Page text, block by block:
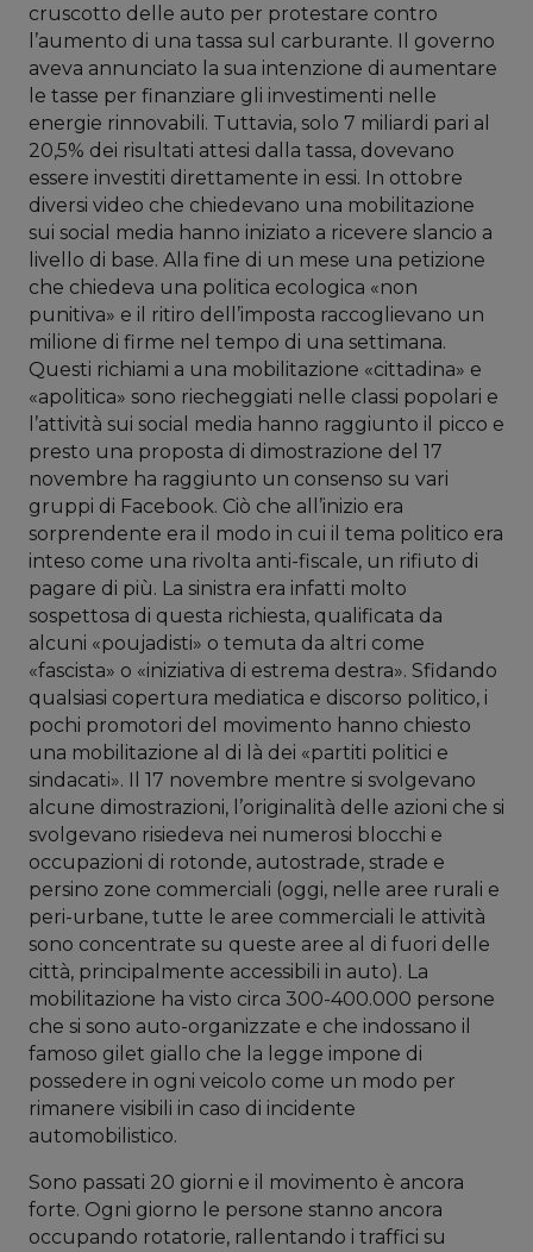
cruscotto delle auto per protestare contro
l’aumento di una tassa sul carburante. Il governo
aveva annunciato la sua intenzione di aumentare
le tasse per finanziare gli investimenti nelle
energie rinnovabili. Tuttavia, solo 7 miliardi pari al
20,5% dei risultati attesi dalla tassa, dovevano
essere investiti direttamente in essi. In ottobre
diversi video che chiedevano una mobilitazione
sui social media hanno iniziato a ricevere slancio a
livello di base. Alla fine di un mese una petizione
che chiedeva una politica ecologica «non
punitiva» e il ritiro dell’imposta raccoglievano un
milione di firme nel tempo di una settimana.
Questi richiami a una mobilitazione «cittadina» e
«apolitica» sono riecheggiati nelle classi popolari e
l’attività sui social media hanno raggiunto il picco e
presto una proposta di dimostrazione del 17
novembre ha raggiunto un consenso su vari
gruppi di Facebook. Ciò che all’inizio era
sorprendente era il modo in cui il tema politico era
inteso come una rivolta anti-fiscale, un rifiuto di
pagare di più. La sinistra era infatti molto
sospettosa di questa richiesta, qualificata da
alcuni «poujadisti» o temuta da altri come
«fascista» o «iniziativa di estrema destra». Sfidando
qualsiasi copertura mediatica e discorso politico, i
pochi promotori del movimento hanno chiesto
una mobilitazione al di là dei «partiti politici e
sindacati». Il 17 novembre mentre si svolgevano
alcune dimostrazioni, l’originalità delle azioni che si
svolgevano risiedeva nei numerosi blocchi e
occupazioni di rotonde, autostrade, strade e
persino zone commerciali (oggi, nelle aree rurali e
peri-urbane, tutte le aree commerciali le attività
sono concentrate su queste aree al di fuori delle
città, principalmente accessibili in auto). La
mobilitazione ha visto circa 300-400.000 persone
che si sono auto-organizzate e che indossano il
famoso gilet giallo che la legge impone di
possedere in ogni veicolo come un modo per
rimanere visibili in caso di incidente
automobilistico.
Sono passati 20 giorni e il movimento è ancora
forte. Ogni giorno le persone stanno ancora
occupando rotatorie, rallentando i traffici su